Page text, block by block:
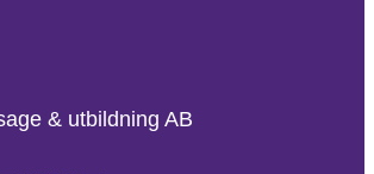
& utbildning AB